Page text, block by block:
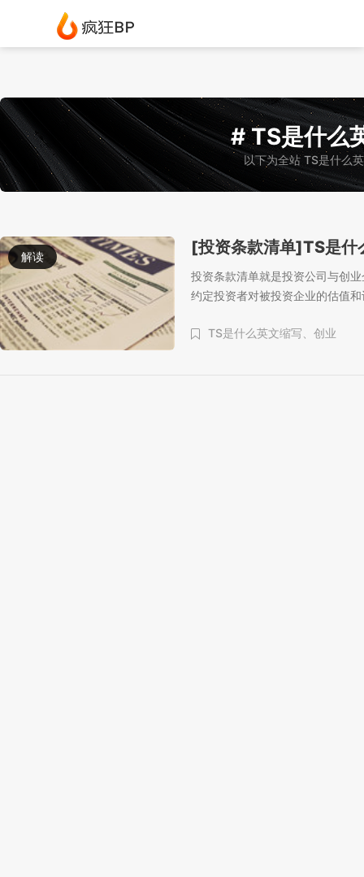
# TS是什么
以下为全站 TS是什么
解读 [投资条款清单]TS是什
投资条款清单就是投资公司与创
约定投资者对被投资企业的估值
TS是什么英文缩写、 创业